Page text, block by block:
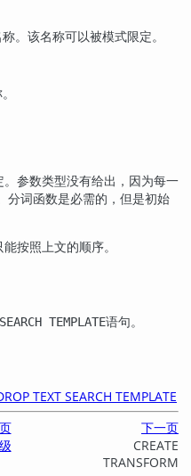
。该名称可以被模式限定。
参数类型没有给出，因为每一
分词函数是必需的，但是初始
按照上文的顺序。
TEMPLATE语句。
TEXT SEARCH TEMPLATE
下一页
CREATE
TRANSFORM